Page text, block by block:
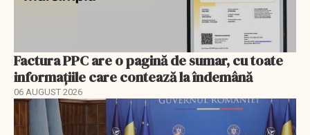
Factura PPC are o pagină de sumar, cu toate
informațiile care contează la îndemână
06 AUGUST 2026